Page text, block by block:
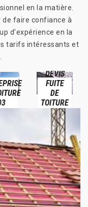
en la matière.
de faire confiance à
d'expérience en la
tarifs intéressants et
DEVIS
FUITE
DE
TOITURE
03